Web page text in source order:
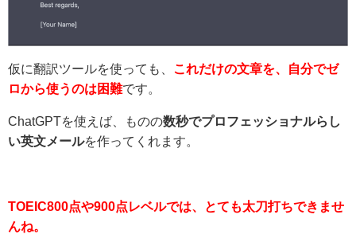
仮に翻訳ツールを使っても、
これだけの文章を、自分でゼ
ロから使うのは困難です。
ChatGPTを使えば、ものの数秒でプロフェッショナルらし
い英文メールを作ってくれます。
TOEIC800点や900点レベルでは、とても太刀打ちできませ
んね。